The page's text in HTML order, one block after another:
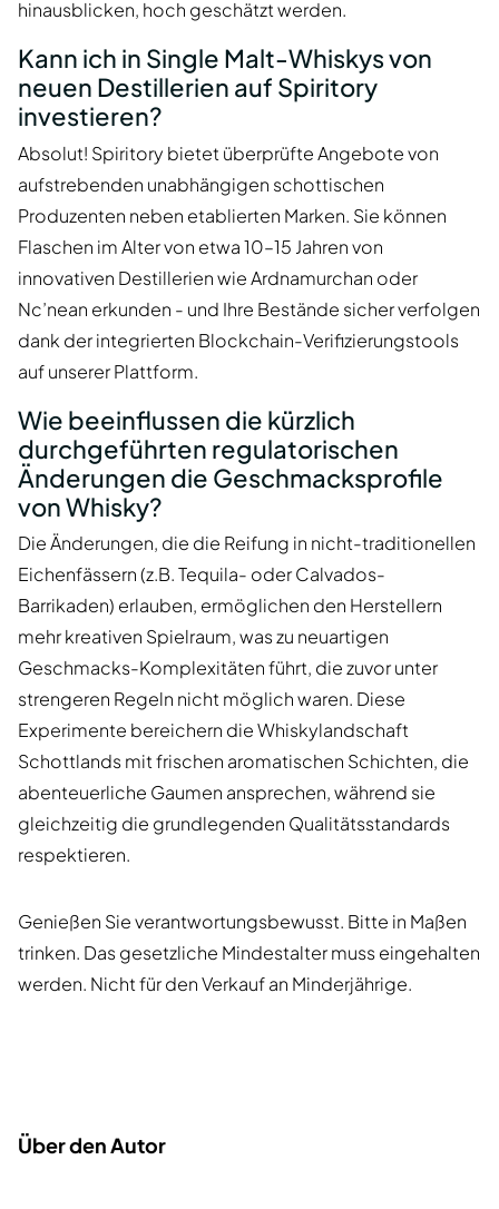
hinausblicken, hoch geschätzt werden.
Kann ich in Single Malt-Whiskys von
neuen Destillerien auf Spiritory
investieren?
Absolut! Spiritory bietet überprüfte Angebote von
aufstrebenden unabhängigen schottischen
Produzenten neben etablierten Marken. Sie können
Flaschen im Alter von etwa 10–15 Jahren von
innovativen Destillerien wie Ardnamurchan oder
Nc’nean erkunden - und Ihre Bestände sicher verfolgen
dank der integrierten Blockchain-Verifizierungstools
auf unserer Plattform.
Wie beeinflussen die kürzlich
durchgeführten regulatorischen
Änderungen die Geschmacksprofile
von Whisky?
Die Änderungen, die die Reifung in nicht-traditionellen
Eichenfässern (z.B. Tequila- oder Calvados-
Barrikaden) erlauben, ermöglichen den Herstellern
mehr kreativen Spielraum, was zu neuartigen
Geschmacks-Komplexitäten führt, die zuvor unter
strengeren Regeln nicht möglich waren. Diese
Experimente bereichern die Whiskylandschaft
Schottlands mit frischen aromatischen Schichten, die
abenteuerliche Gaumen ansprechen, während sie
gleichzeitig die grundlegenden Qualitätsstandards
respektieren.
Genießen Sie verantwortungsbewusst. Bitte in Maßen
trinken. Das gesetzliche Mindestalter muss eingehalten
werden. Nicht für den Verkauf an Minderjährige.
Über den Autor